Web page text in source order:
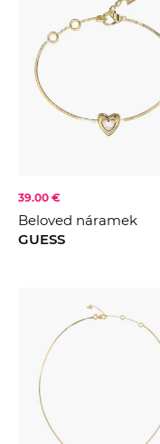
39.00 €
Beloved náramek
GUESS